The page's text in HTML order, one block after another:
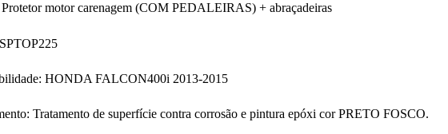
motor carenagem (COM PEDALEIRAS) + abraçadeiras
HONDA FALCON400i 2013-2015
Tratamento de superfície contra corrosão e pintura epóxi cor PRETO FOSCO.